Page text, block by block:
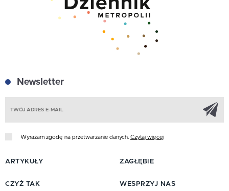
Newsletter
Wyrażam zgodę na przetwarzanie danych. Czytaj więcej
ARTYKUŁY
CZYŻ TAK
ZAGŁĘBIE
WESPRZYJ NAS